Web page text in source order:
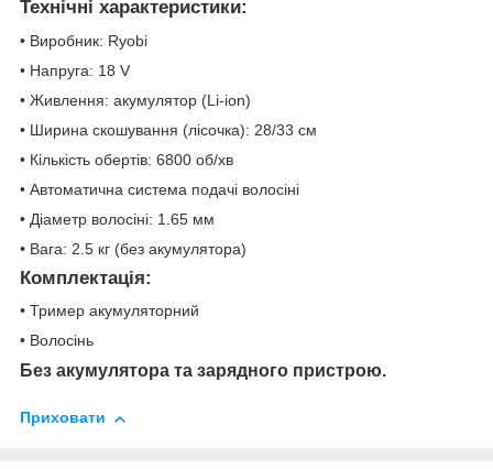
Технічні характеристики:
• Виробник: Ryobi
• Напруга: 18 V
• Живлення: акумулятор (Li-ion)
• Ширина скошування (лісочка): 28/33 см
• Кількість обертів: 6800 об/хв
• Автоматична система подачі волосіні
• Діаметр волосіні: 1.65 мм
• Вага: 2.5 кг (без акумулятора)
Комплектація:
• Тример акумуляторний
• Волосінь
Без акумулятора та зарядного пристрою.
Приховати